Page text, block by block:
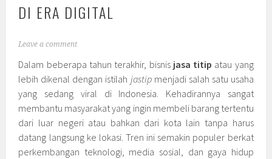
DI ERA DIGITAL
Leave a comment
Dalam beberapa tahun terakhir, bisnis jasa titip atau yang
lebih dikenal dengan istilah jastipmenjadi salah satu usaha
yang sedang viral di Indonesia. Kehadirannya sangat
membantu masyarakat yang ingin membeli barang tertentu
dari luar negeri atau bahkan dari kota lain tanpa harus
datang langsung ke lokasi. Tren ini semakin populer berkat
perkembangan teknologi, media sosial, dan gaya hidup